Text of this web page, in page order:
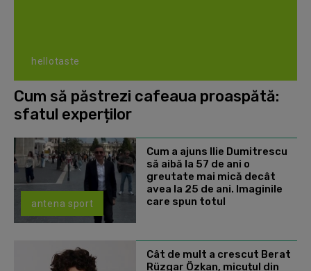
hellotaste
Cum să păstrezi cafeaua proaspătă:
sfatul experților
antena sport
Cum a ajuns Ilie Dumitrescu
să aibă la 57 de ani o
greutate mai mică decât
avea la 25 de ani. Imaginile
care spun totul
Cât de mult a crescut Berat
Rüzgar Özkan, micuțul din